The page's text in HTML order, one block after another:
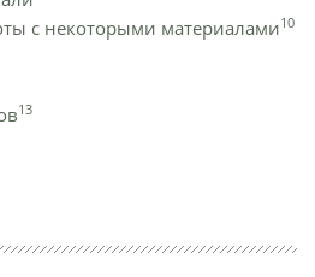
с некоторыми материалами10
13